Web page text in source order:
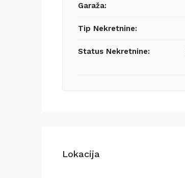
Garaža:
Tip Nekretnine:
Status Nekretnine:
Lokacija